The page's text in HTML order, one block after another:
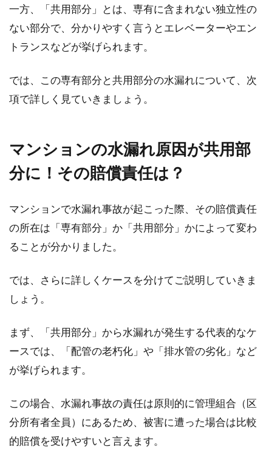
けれ...
の？早めに入居したい時は？
由か...
一戸建てを新築したら火災保険に入
るべき？相場はどれくらい
マイホームとして一戸建てを新築したら、火災
す。火災保...
マンションのオプションは必要？失
敗しないオプションは？
なくてはならないのがオプションを選ぶことで
す。自分...
一方、「共用部分」とは、専有に含まれない独立性の
ない部分で、分かりやすく言うとエレベーターやエン
トランスなどが挙げられます。
では、この専有部分と共用部分の水漏れについて、次
項で詳しく見ていきましょう。
マンションの水漏れ原因が共用部
分に！その賠償責任は？
マンションで水漏れ事故が起こった際、その賠償責任
の所在は「専有部分」か「共用部分」かによって変わ
ることが分かりました。
では、さらに詳しくケースを分けてご説明していきま
しょう。
まず、「共用部分」から水漏れが発生する代表的なケ
ースでは、「配管の老朽化」や「排水管の劣化」など
が挙げられます。
この場合、水漏れ事故の責任は原則的に管理組合（区
分所有者全員）にあるため、被害に遭った場合は比較
的賠償を受けやすいと言えます。